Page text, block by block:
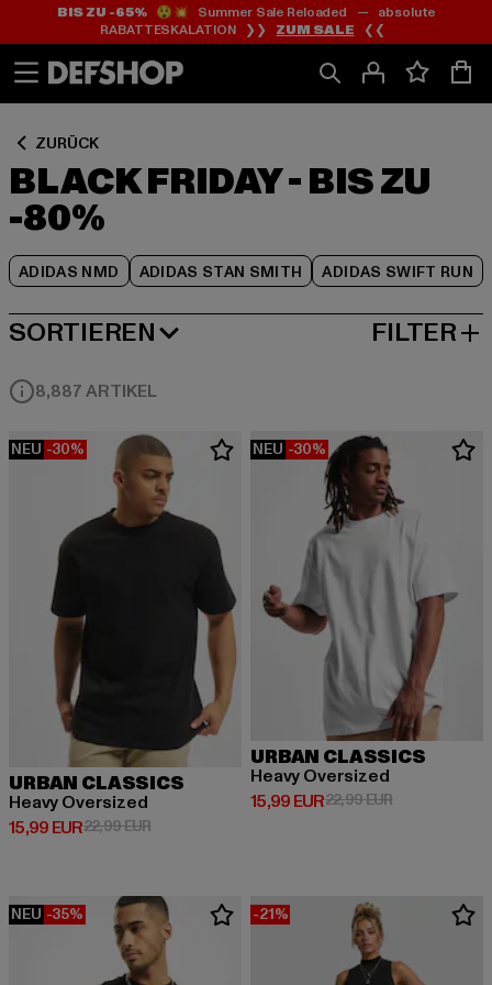
Zum
Inhalt
springen
Zum
Fußzeile
springen
BIS ZU -65%😲💥 Summer Sale Reloaded — absolute
RABATTESKALATION ❯❯ ZUM SALE ❮❮
ZURÜCK
BLACK FRIDAY - BIS ZU
-80%
ADIDAS NMD ADIDAS STAN SMITH ADIDAS SWIFT RUN
Zum
Produktraster
springen
SORTIEREN
BELIEBTESTE FILTER
8,887 ARTIKEL
NEU -30%
URBAN CLASSICS
Heavy Oversized
15,99 EUR
Derzeitiger Preis: 15,99 EUR
22,99 EURAktionspreis: 22,99 EUR
NEU -30%
URBAN CLASSICS
Heavy Oversized
15,99 EUR
Derzeitiger Preis: 15,99 EUR
22,99 EURAktionspreis:
NEU -35% -21%